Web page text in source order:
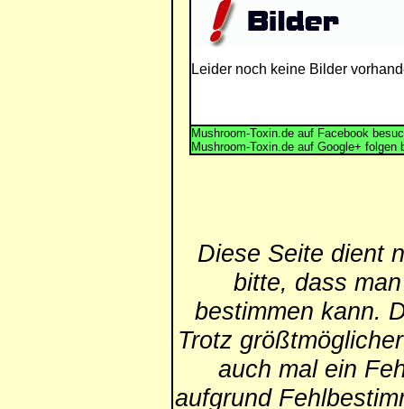
Leider noch keine Bilder
Mushroom-Toxin.de auf Facebook
Mushroom-Toxin.de auf Google+ folgen
Diese Seite dient
bitte, dass
bestimmen kann.
Trotz
auch mal ein
aufgrund